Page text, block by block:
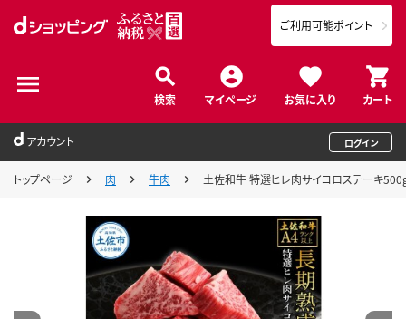
検索 マイページ お気に入り カート
ご利用可能ポイント
アカウント ログイン
トップページ 肉 牛肉 土佐和牛 特選ヒレ肉サイコロステーキ